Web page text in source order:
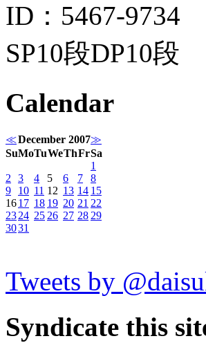
ID：5467-9734
SP10段DP10段
Calendar
≪December 2007≫
SuMoTuWeThFrSa
1
2
3 4 5 6 7
8
9
10 11 12 13 14 15
1617 18 19 20 21 22
2324 25 26 27 28 29
3031
Tweets by
Syndicate this